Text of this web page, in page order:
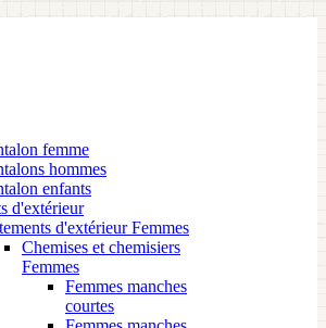
femme
hommes
enfants
d'extérieur
d'extérieur Femmes
Chemises et chemisiers
Femmes
Femmes manches
courtes